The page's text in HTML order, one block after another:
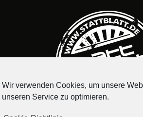
Wir verwenden Cookies, um unsere
unseren Service zu optimieren.